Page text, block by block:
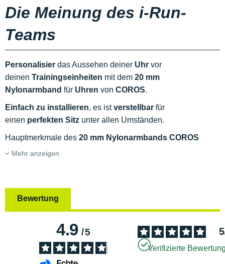
Die Meinung des i-Run-
Teams
Personalisier das Aussehen deiner Uhr vor
deinen Trainingseinheiten mit dem 20 mm
Nylonarmband für Uhren von COROS.
Einfach zu installieren, es istverstellbar für
einen perfekten Sitz unter allen Umständen.
Hauptmerkmale des 20 mm Nylonarmbands COROS
Mehr anzeigen
Bewertung
4.9/5 5
Verifizierte